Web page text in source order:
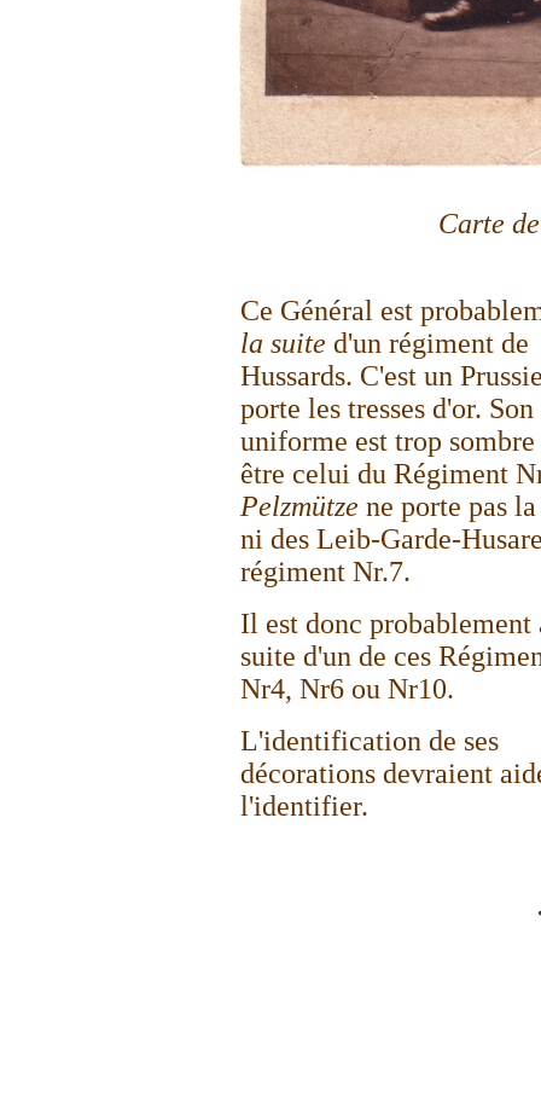
Carte
Ce Général est
la suite d'un régiment de
Hussards. C'est un
porte les tresses d'or. Son
uniforme est trop
être celui du Régiment
Pelzmütze ne porte pas
ni des Leib-Garde-
régiment Nr.7.
Il est donc probablement
suite d'un de ces
Nr4, Nr6 ou Nr10.
L'identification de ses
décorations devraient
l'identifier.